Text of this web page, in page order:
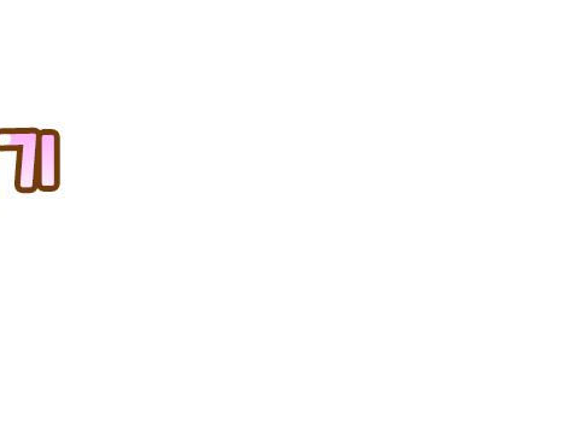
놀이, 장난감병원, 우리반 놀잇감.